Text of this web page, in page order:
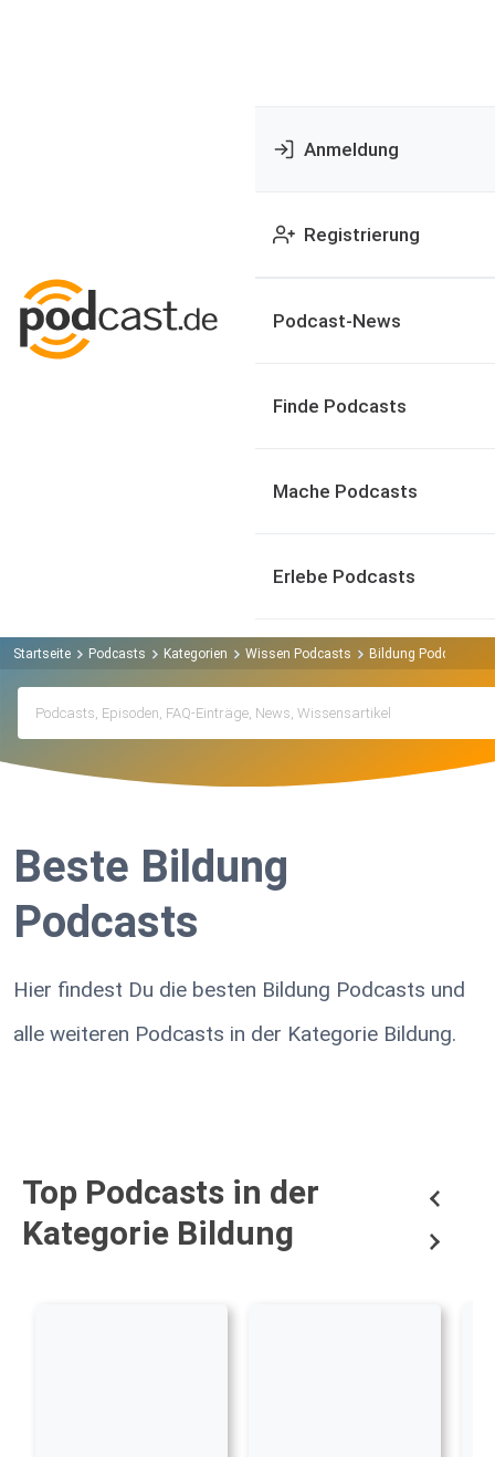
Anmeldung
Registrierung
Podcast-News
Finde Podcasts
Mache Podcasts
Erlebe Podcasts
Startseite Podcasts Kategorien Wissen Podcasts Bildung Podcasts
Beste Bildung
Podcasts
Hier findest Du die besten Bildung Podcasts und
alle weiteren Podcasts in der Kategorie Bildung.
Top Podcasts in der
Kategorie Bildung